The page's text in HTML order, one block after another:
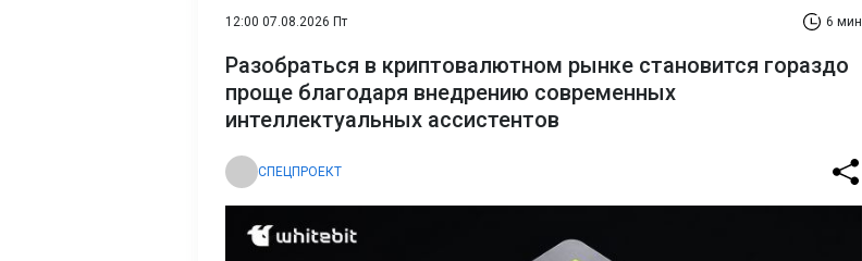
12:00 07.08.2026 Пт 6 мин
Разобраться в криптовалютном рынке становится гораздо
проще благодаря внедрению современных
интеллектуальных ассистентов
СПЕЦПРОЕКТ